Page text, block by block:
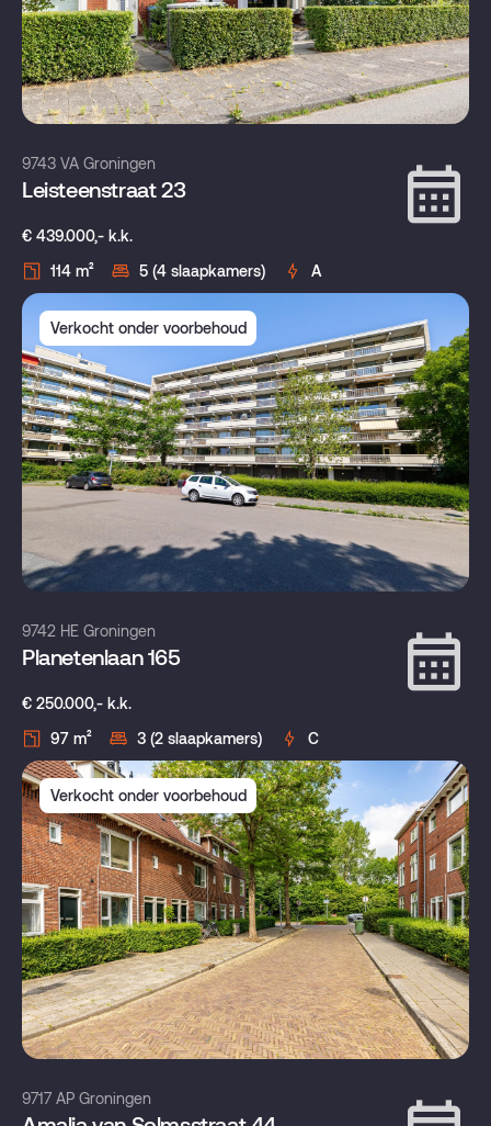
9743 VA Groningen
Leisteenstraat 23
€ 439.000,- k.k.
114 m²
5 (4 slaapkamers) A
Verkocht onder voorbehoud
9742 HE Groningen
Planetenlaan 165
€ 250.000,- k.k.
97 m²
3 (2 slaapkamers) C
Verkocht onder voorbehoud
9717 AP Groningen